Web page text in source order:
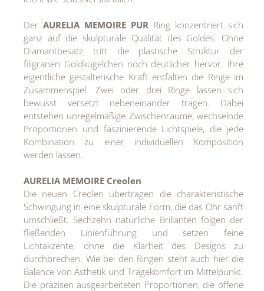
Der AURELIA MEMOIRE PUR Ring konzentriert sich
ganz auf die skulpturale Qualität des Goldes. Ohne
Diamantbesatz tritt die plastische Struktur der
filigranen Goldkügelchen noch deutlicher hervor. Ihre
eigentliche gestalterische Kraft entfalten die Ringe im
Zusammenspiel. Zwei oder drei Ringe lassen sich
bewusst versetzt nebeneinander tragen. Dabei
entstehen unregelmäßige Zwischenräume, wechselnde
Proportionen und faszinierende Lichtspiele, die jede
Kombination zu einer individuellen Komposition
werden lassen.
AURELIA MEMOIRE Creolen
Die neuen Creolen übertragen die charakteristische
Schwingung in eine skulpturale Form, die das Ohr sanft
umschließt. Sechzehn natürliche Brillanten folgen der
fließenden Linienführung und setzen feine
Lichtakzente, ohne die Klarheit des Designs zu
durchbrechen. Wie bei den Ringen steht auch hier die
Balance von Ästhetik und Tragekomfort im Mittelpunkt.
Die präzisen ausgearbeiteten Proportionen, die offene